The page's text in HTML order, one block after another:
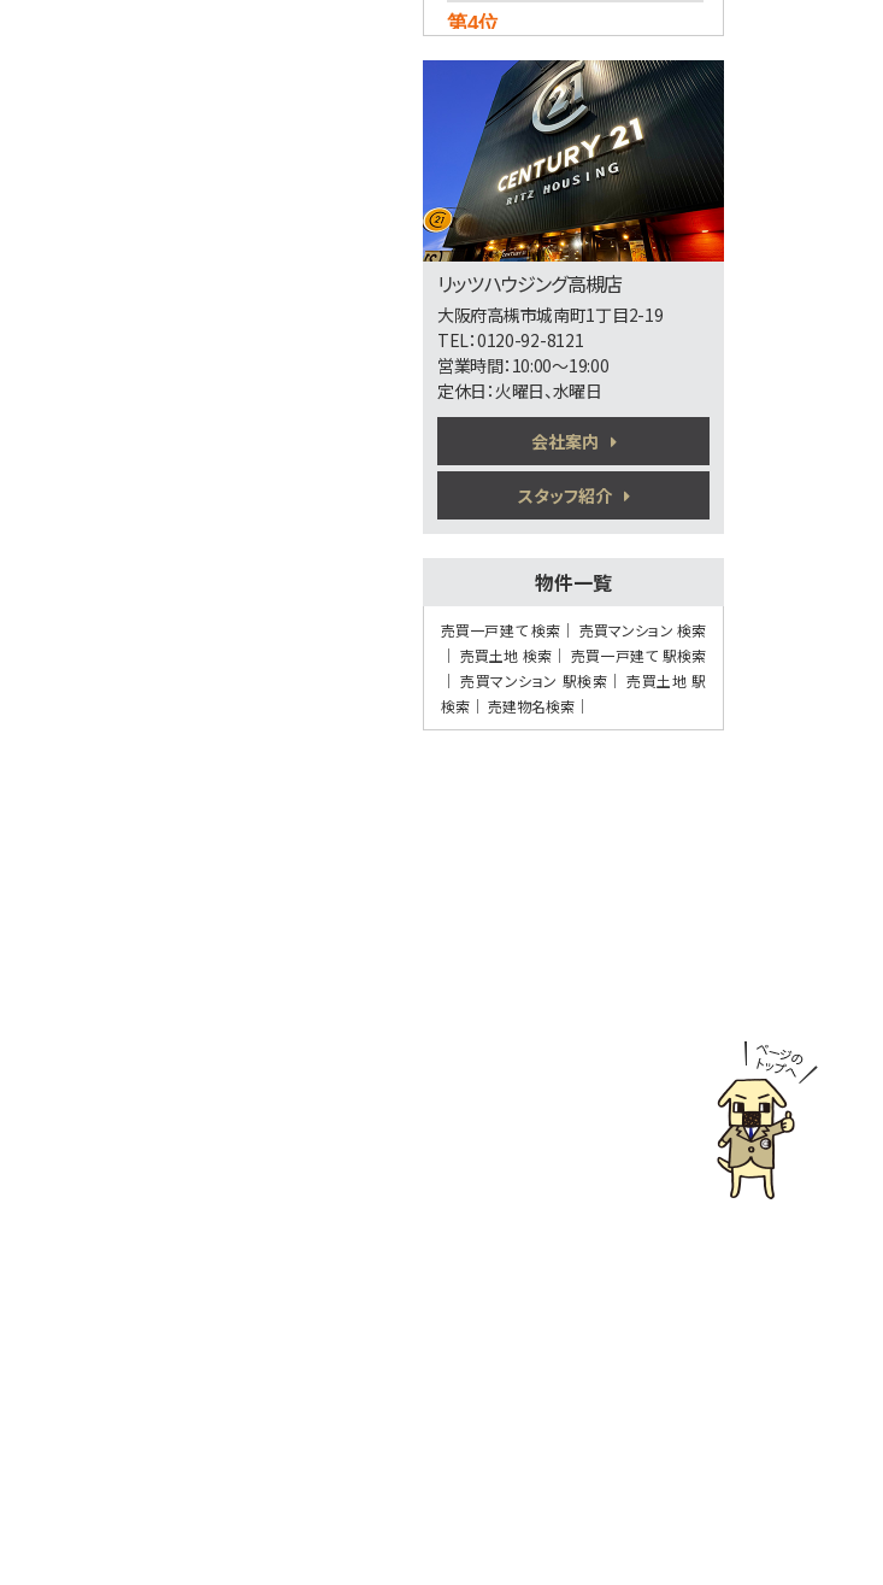
第4位
3ＬＤＫ
東海道本線 摂津富田駅
バス27分 今城塚古墳前下
車 バス停 徒歩1分
第5位
3,998万円
4ＬＤＫ
東海道本線 吹田駅 バス
18分 吹田第二中学校前
下車 バス停 徒歩3分
施工：真柄建設(株)
第6位
3,480万円
4ＬＤＫ
阪急電鉄京都線 高槻市
駅 バス12分 芝生住宅東
第7位
3,049万円
3ＬＤＫ
北大阪急行南北線 千里
中央 徒歩19分
リッツハウジング高槻店
大阪府高槻市城南町1丁目2-19
TEL：0120-92-8121
営業時間：10:00～19:00
定休日：火曜日、水曜日
会社案内
スタッフ紹介
物件一覧
売買一戸建て 検索
売買マンション 検索
売買土地 検索
売買一戸建て 駅検索
売買マンション 駅検索
売買土地 駅
検索
売建物名検索